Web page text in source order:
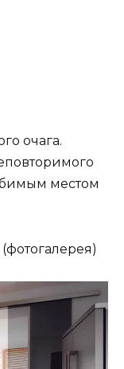
очага.
местом